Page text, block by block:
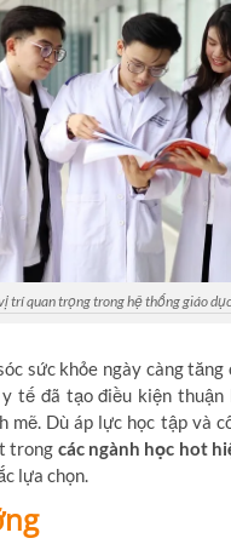
trí quan trọng trong hệ thống giáo
sức khỏe ngày càng
y tế đã tạo điều kiện thuận
mẽ. Dù áp lực học tập và
trong các ngành học hot
lựa chọn.